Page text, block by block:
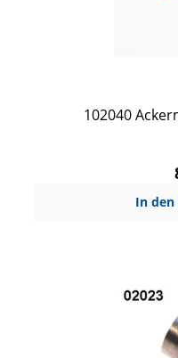
102040
In den